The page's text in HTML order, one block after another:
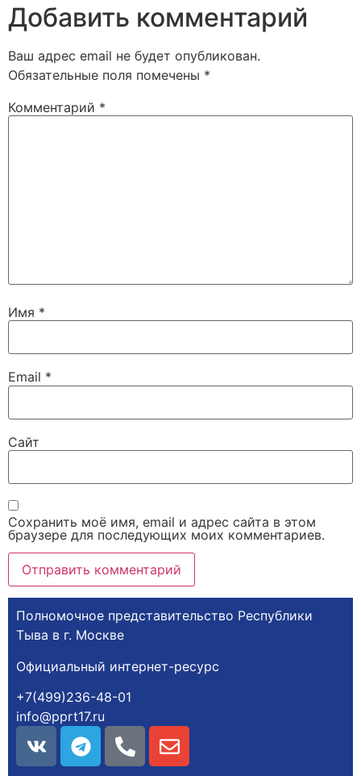
Добавить комментарий
Ваш адрес email не будет опубликован.
Обязательные поля помечены *
Комментарий *
Имя *
Email *
Сайт
Сохранить моё имя, email и адрес сайта в этом
браузере для последующих моих комментариев.
Полномочное представительство Республики
Тыва в г. Москве
Официальный интернет-ресурс
+7(499)236-48-01
info@pprt17.ru